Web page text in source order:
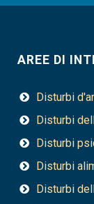
AREE DI
Disturbi
Disturbi
Disturbi
Disturbi
Disturbi